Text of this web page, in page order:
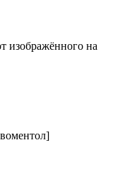
изображённого на